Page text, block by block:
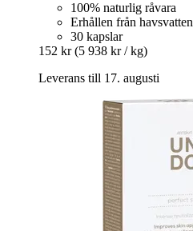
100% naturlig råvara
Erhållen från havsvatten
30 kapslar
152 kr (5 938 kr / kg)
Leverans till 17. augusti